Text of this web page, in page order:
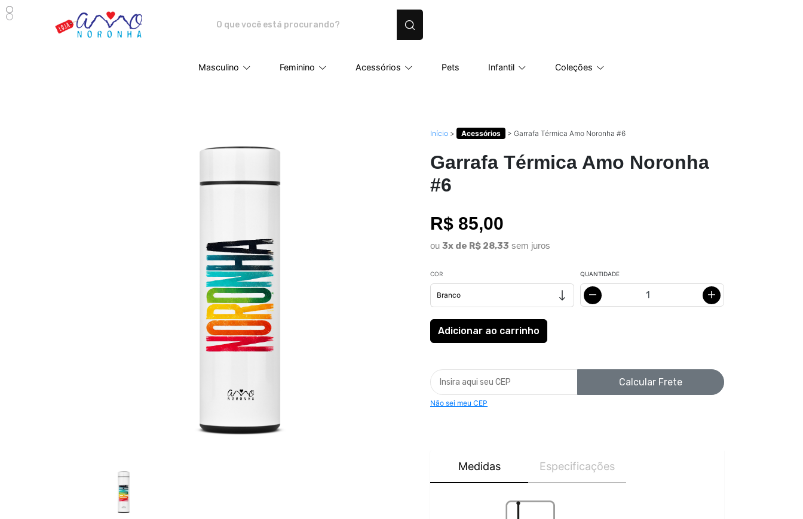
Masculino Feminino Acessórios Pets Infantil Coleções
Início > Acessórios > Garrafa Térmica Amo Noronha #6
Garrafa Térmica Amo Noronha
#6
R$ 85,00
ou 3x de R$ 28,33 sem juros
COR QUANTIDADE
Calcular Frete
Não sei meu CEP
Medidas Especificações